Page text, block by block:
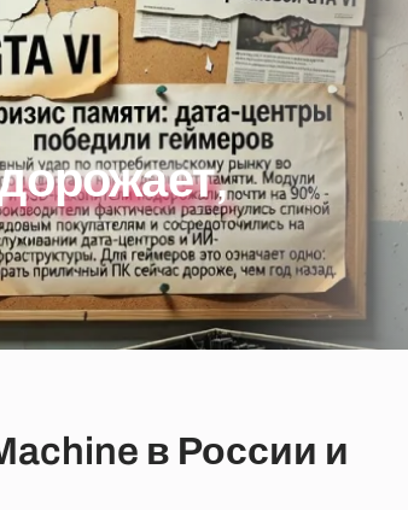
в России и